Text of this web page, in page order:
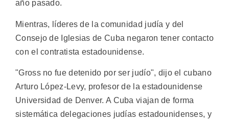
año pasado.
Mientras, líderes de la comunidad judía y del
Consejo de Iglesias de Cuba negaron tener contacto
con el contratista estadounidense.
"Gross no fue detenido por ser judío", dijo el cubano
Arturo López-Levy, profesor de la estadounidense
Universidad de Denver. A Cuba viajan de forma
sistemática delegaciones judías estadounidenses, y